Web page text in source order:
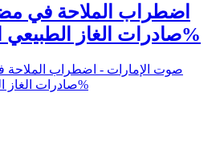
اضطراب الملاحة في
صادرات الغاز الطبيعي المسال بنسبة 95%